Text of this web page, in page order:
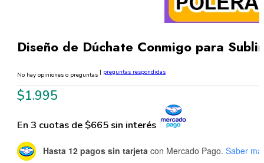
Diseño de Dúchate Conmigo para
No hay opiniones o preguntas | preguntas respondidas
$1.995
En 3 cuotas de $665 sin interés
Hasta 12 pagos sin tarjeta con Mercado Pago. Saber